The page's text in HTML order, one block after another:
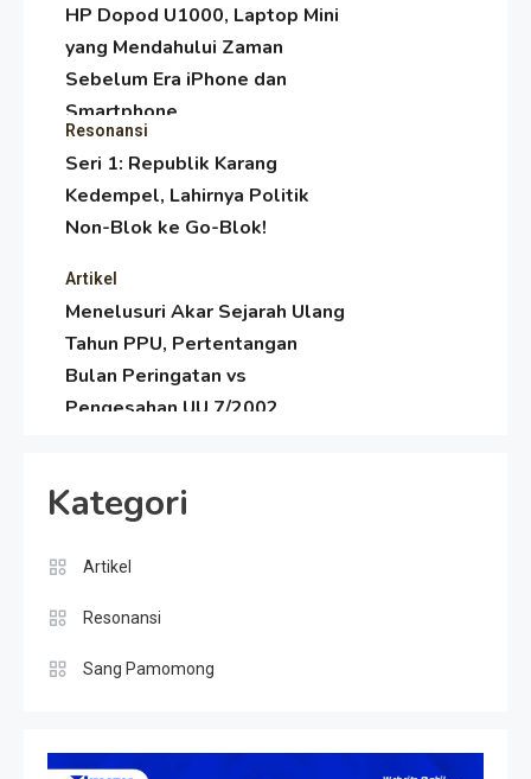
HP Dopod U1000, Laptop Mini
yang Mendahului Zaman
Sebelum Era iPhone dan
Smartphone
Resonansi
Seri 1: Republik Karang
Kedempel, Lahirnya Politik
Non-Blok ke Go-Blok!
Artikel
Menelusuri Akar Sejarah Ulang
Tahun PPU, Pertentangan
Bulan Peringatan vs
Pengesahan UU 7/2002
Kedempel: Saat Presiden
Gareng Lebih Sibuk Orasi
daripada Urus Nasi
Artikel
Menjaga Selendang Tetap
Paser Melawan Arus Zaman
Dulu Mengejar Deadline di
Kategori
Artikel
Resonansi
Sang Pamomong